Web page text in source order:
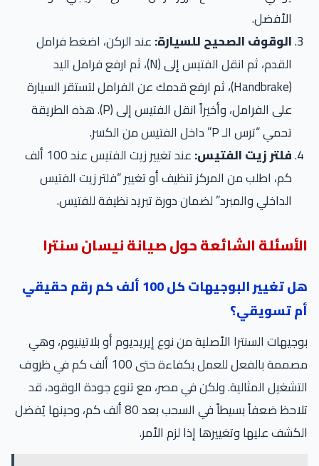
الأفضل.
الوقوف الصحيح للسيارة:عند الركن، اضغط فرامل
القدم، ثم انقل الفتيس إلى (N)، ثم ارفع فرامل اليد
(Handbrake)، ثم ارفع قدمك عن الفرامل لتستقر السيارة
على الفرامل، وأخيراً انقل الفتيس إلى (P). هذه الطريقة
تحمي “ترس الـ P” داخل الفتيس من الكسر.
فلتر زيت الفتيس:
عند تغيير زيت الفتيس عند 100 ألف
كم، اطلب من المركز تنظيف أو تغيير “فلتر زيت الفتيس
الداخلي والمبرد” لضمان دورة تبريد نظيفة للفتيس.
الأسئلة الشائعة حول صيانة نيسان سنترا
هل تغيير البوجيهات كل 100 ألف كم رقم حقيقي
أم تسويقي؟
بوجيهات السنترا الأصلية من نوع إيريديوم أو بلاتينيوم، وهي
مصممة بالفعل للعمل بكفاءة حتى 100 ألف كم في ظروف
التشغيل المثالية. ولكن في مصر، مع تنوع جودة الوقود، قد
تلاحظ ضعفاً بسيطاً في السحب بعد 80 ألف كم، وحينها يُفضل
الكشف عليها وتغييرها إذا لزم الأمر.